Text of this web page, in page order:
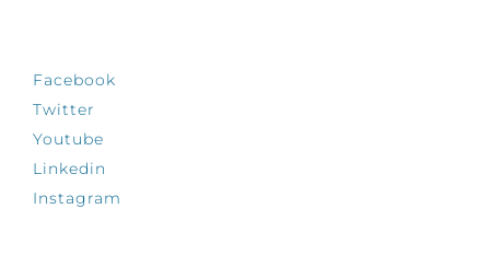
Facebook
Twitter
Youtube
Linkedin
Instagram